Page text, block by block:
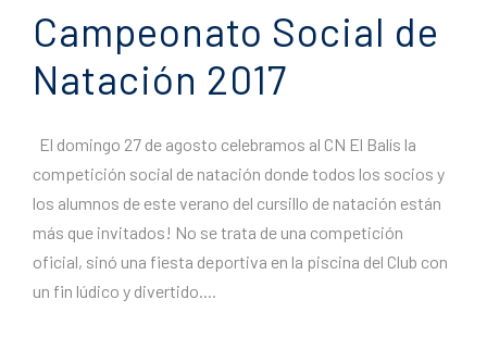
Campeonato Social de
Natación 2017
El domingo 27 de agosto celebramos al CN El Balís la
competición social de natación donde todos los socios y
los alumnos de este verano del cursillo de natación están
más que invitados! No se trata de una competición
oficial, sinó una fiesta deportiva en la piscina del Club con
un fin lúdico y divertido....